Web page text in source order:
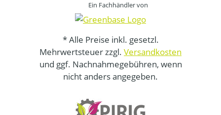
Ein Fachhändler von
* Alle Preise inkl. gesetzl.
Mehrwertsteuer zzgl. Versandkosten
und ggf. Nachnahmegebühren, wenn
nicht anders angegeben.